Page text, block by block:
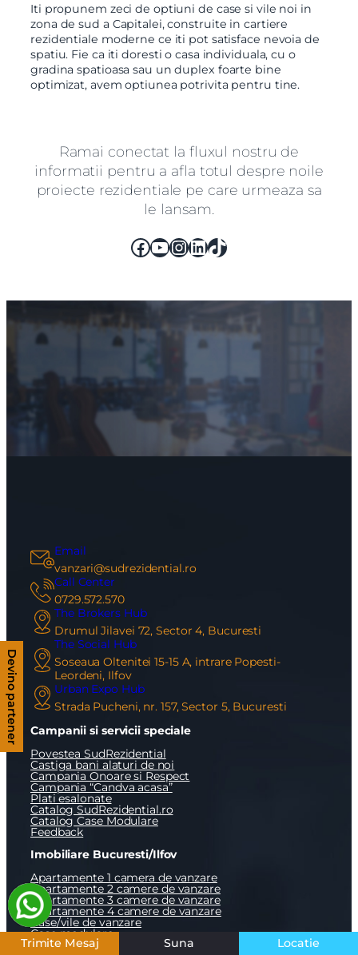
Iti propunem zeci de optiuni de case si vile noi in
zona de sud a Capitalei, construite in cartiere
rezidentiale moderne ce iti pot satisface nevoia de
spatiu. Fie ca iti doresti o casa individuala, cu o
gradina spatioasa sau un duplex foarte bine
optimizat, avem optiunea potrivita pentru tine.
Ramai conectat la fluxul nostru de
informatii pentru a afla totul despre noile
proiecte rezidentiale pe care urmeaza sa
le lansam.
Facebook
YouTube
Instagram
LinkedIn
TikTok
Email
vanzari@sudrezidential.ro
Call Center
0729.572.570
The Brokers Hub
Drumul Jilavei 72, Sector 4, Bucuresti
The Social Hub
Soseaua Oltenitei 15-15 A, intrare Popesti-
Leordeni, Ilfov
Urban Expo Hub
Strada Pucheni, nr. 157, Sector 5, Bucuresti
Campanii si servicii speciale
Povestea SudRezidential
Castiga bani alaturi de noi
Campania Onoare si Respect
Campania “Candva acasa”
Plati esalonate
Catalog SudRezidential.ro
Catalog Case Modulare
Feedback
Imobiliare Bucuresti/Ilfov
Apartamente 1 camera de vanzare
Apartamente 2 camere de vanzare
Apartamente 3 camere de vanzare
Apartamente 4 camere de vanzare
Case/vile de vanzare
Case modulare
Proprietati Speciale / Investitii
Trimite Mesaj Suna Locatie
Devino partener